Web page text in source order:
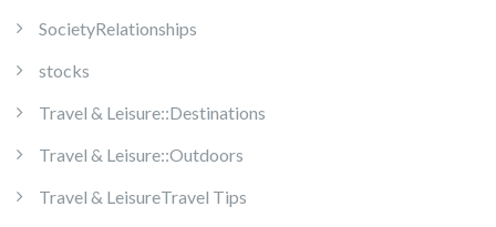
SocietyRelationships
stocks
Travel & Leisure::Destinations
Travel & Leisure::Outdoors
Travel & LeisureTravel Tips